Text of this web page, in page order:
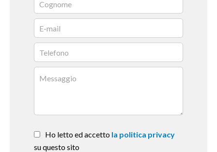
Ho letto ed accetto la politica privacy
su questo sito